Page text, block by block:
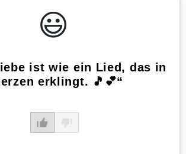
😃️
ist wie ein Lied, das in
erklingt. 🎵💕“